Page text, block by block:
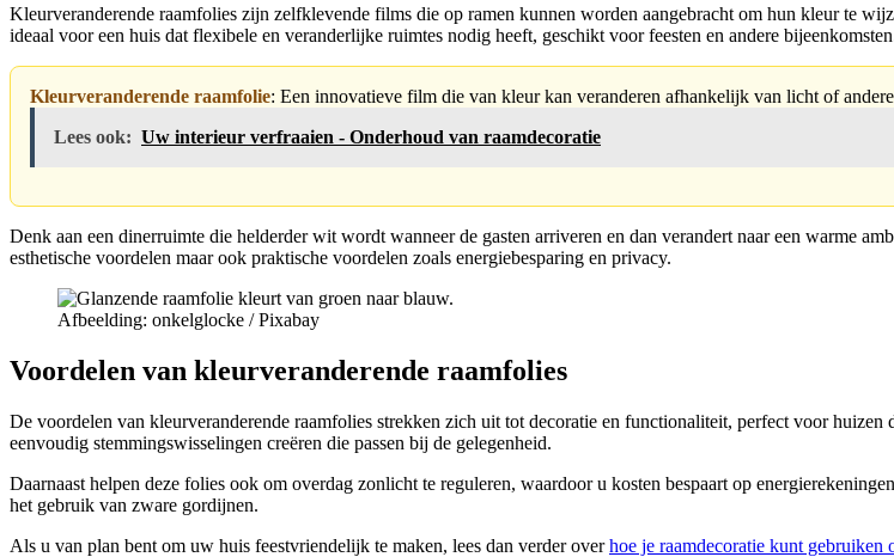
Kleurveranderende raamfolies zijn zelfklevende films die op ramen kunnen worden aangebracht om hun kleur te
ideaal voor een huis dat flexibele en veranderlijke ruimtes nodig heeft, geschikt voor feesten en andere
Kleurveranderende raamfolie: Een innovatieve film die van kleur kan veranderen afhankelijk van licht of
Lees ook: Uw interieur verfraaien - Onderhoud van raamdecoratie
Denk aan een dinerruimte die helderder wit wordt wanneer de gasten arriveren en dan verandert naar een warme
esthetische voordelen maar ook praktische voordelen zoals energiebesparing en privacy.
Afbeelding: onkelglocke / Pixabay
Voordelen van kleurveranderende raamfolies
De voordelen van kleurveranderende raamfolies strekken zich uit tot decoratie en functionaliteit, perfect voor
eenvoudig stemmingswisselingen creëren die passen bij de gelegenheid.
Daarnaast helpen deze folies ook om overdag zonlicht te reguleren, waardoor u kosten bespaart op
het gebruik van zware gordijnen.
Als u van plan bent om uw huis feestvriendelijk te maken, lees dan verder overhoe je raamdecoratie kunt gebruiken